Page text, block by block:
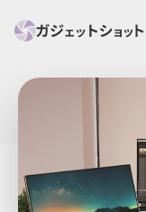
スマホ
セール情報 スマ